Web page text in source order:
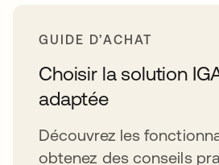
GUIDE D’ACHAT
Choisir la solution
adaptée
Découvrez les
obtenez des conseils